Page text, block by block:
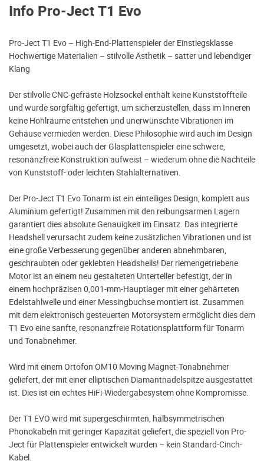
Info Pro-Ject T1 Evo
Pro-Ject T1 Evo – High-End-Plattenspieler der Einstiegsklasse
Hochwertige Materialien – stilvolle Ästhetik – satter und lebendiger
Klang
Der stilvolle CNC-gefräste Holzsockel enthält keine Kunststoffteile
und wurde sorgfältig gefertigt, um sicherzustellen, dass im Inneren
keine Hohlräume entstehen und unerwünschte Vibrationen im
Gehäuse vermieden werden. Diese Philosophie wird auch im Design
umgesetzt, wobei auch der Glasplattenspieler eine schwere,
resonanzfreie Konstruktion aufweist – wiederum ohne die Nachteile
von Kunststoff- oder leichten Stahlalternativen.
Der Pro-Ject T1 Evo Tonarm ist ein einteiliges Design, komplett aus
Aluminium gefertigt! Zusammen mit den reibungsarmen Lagern
garantiert dies absolute Genauigkeit im Einsatz. Das integrierte
Headshell verursacht zudem keine zusätzlichen Vibrationen und ist
eine große Verbesserung gegenüber anderen abnehmbaren,
geschraubten oder geklebten Headshells! Der riemengetriebene
Motor ist an einem neu gestalteten Unterteller befestigt, der in
einem hochpräzisen 0,001-mm-Hauptlager mit einer gehärteten
Edelstahlwelle und einer Messingbuchse montiert ist. Zusammen
mit dem elektronisch gesteuerten Motorsystem ermöglicht dies dem
T1 Evo eine sanfte, resonanzfreie Rotationsplattform für Tonarm
und Tonabnehmer.
Wird mit einem Ortofon OM10 Moving Magnet-Tonabnehmer
geliefert, der mit einer elliptischen Diamantnadelspitze ausgestattet
ist. Dies ist ein echtes HiFi-Wiedergabesystem ohne Kompromisse.
Der T1 EVO wird mit supergeschirmten, halbsymmetrischen
Phonokabeln mit geringer Kapazität geliefert, die speziell von Pro-
Ject für Plattenspieler entwickelt wurden – kein Standard-Cinch-
Kabel.